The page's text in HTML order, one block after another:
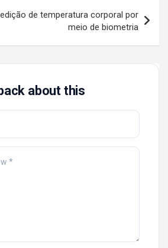
de temperatura corporal por
meio de biometria
about this